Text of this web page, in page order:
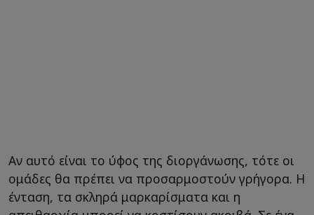
Αν αυτό είναι το ύφος της διοργάνωσης, τότε οι
ομάδες θα πρέπει να προσαρμοστούν γρήγορα. Η
ένταση, τα σκληρά μαρκαρίσματα και η